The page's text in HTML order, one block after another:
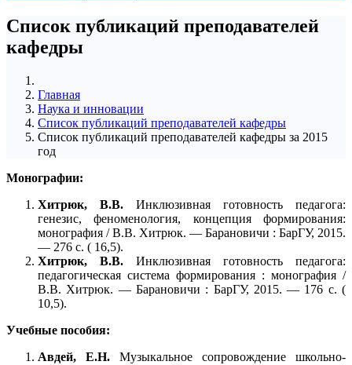
Список публикаций преподавателей
кафедры
Главная
Наука и инновации
Список публикаций преподавателей кафедры
Список публикаций преподавателей кафедры за 2015
год
Монографии:
Хитрюк, В.В. Инклюзивная готовность педагога:
генезис, феноменология, концепция формирования:
монография / В.В. Хитрюк. — Барановичи : БарГУ, 2015.
— 276 с. ( 16,5).
Хитрюк, В.В. Инклюзивная готовность педагога:
педагогическая система формирования : монография /
В.В. Хитрюк. — Барановичи : БарГУ, 2015. — 176 с. (
10,5).
Учебные пособия:
Авдей, Е.Н. Музыкальное сопровождение школьно-